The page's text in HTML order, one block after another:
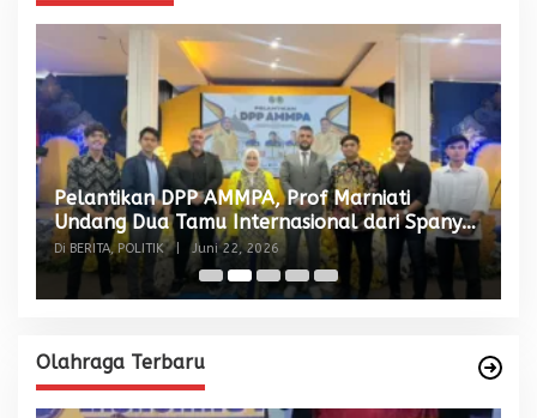
Pelantikan DPP AMMPA, Prof Marniati
Undang Dua Tamu Internasional dari Spanyol
dan Malaysia
Di BERITA, POLITIK Juni 22, 2026
Olahraga Terbaru